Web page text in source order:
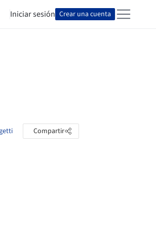
Iniciar sesión Crear una cuenta
Compartir